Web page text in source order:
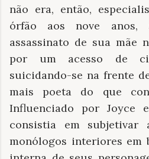
não era, então,
órfão aos nove anos,
assassinato de sua mãe
por um acesso de
suicidando-se na frente
mais poeta do que
Influenciado por Joyce
consistia em subjetivar
monólogos interiores em